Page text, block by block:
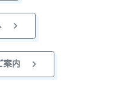
chevron_right
案内 chevron_right